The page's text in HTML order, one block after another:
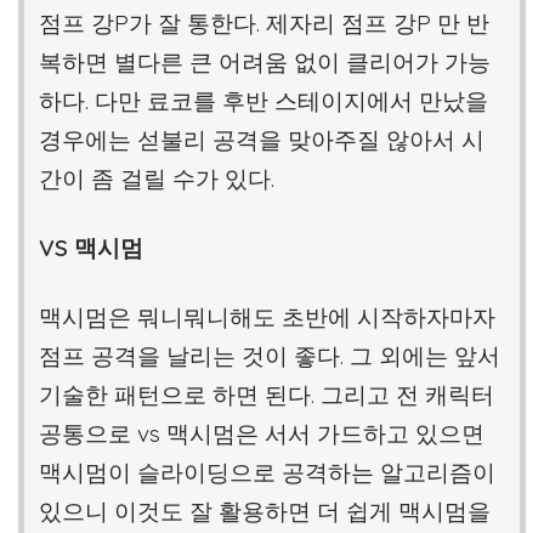
점프 강P가 잘 통한다. 제자리 점프 강P 만 반
복하면 별다른 큰 어려움 없이 클리어가 가능
하다. 다만 료코를 후반 스테이지에서 만났을
경우에는 섣불리 공격을 맞아주질 않아서 시
간이 좀 걸릴 수가 있다.
VS 맥시멈
맥시멈은 뭐니뭐니해도 초반에 시작하자마자
점프 공격을 날리는 것이 좋다. 그 외에는 앞서
기술한 패턴으로 하면 된다. 그리고 전 캐릭터
공통으로 vs 맥시멈은 서서 가드하고 있으면
맥시멈이 슬라이딩으로 공격하는 알고리즘이
있으니 이것도 잘 활용하면 더 쉽게 맥시멈을